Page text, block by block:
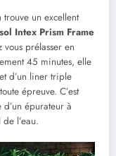
un excellent
Intex Prism Frame
prélasser en
45 minutes, elle
d’un liner triple
épreuve. C’est
épurateur à
l’eau.